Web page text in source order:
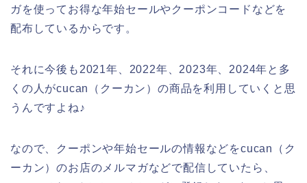
ガを使ってお得な年始セールやクーポンコードなどを
配布しているからです。
それに今後も2021年、2022年、2023年、2024年と多
くの人がcucan（クーカン）の商品を利用していくと思
うんですよね♪
なので、クーポンや年始セールの情報などをcucan（ク
ーカン）のお店のメルマガなどで配信していたら、